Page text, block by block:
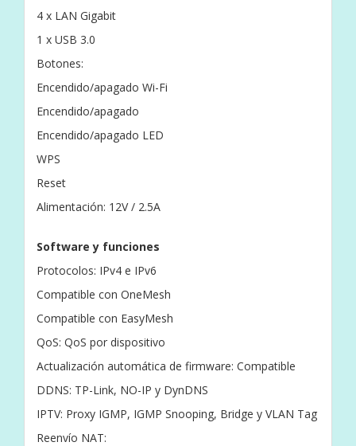
4 x LAN Gigabit
1 x USB 3.0
Botones:
Encendido/apagado Wi-Fi
Encendido/apagado
Encendido/apagado LED
WPS
Reset
Alimentación: 12V / 2.5A
Software y funciones
Protocolos: IPv4 e IPv6
Compatible con OneMesh
Compatible con EasyMesh
QoS: QoS por dispositivo
Actualización automática de firmware: Compatible
DDNS: TP-Link, NO-IP y DynDNS
IPTV: Proxy IGMP, IGMP Snooping, Bridge y VLAN Tag
Reenvío NAT: